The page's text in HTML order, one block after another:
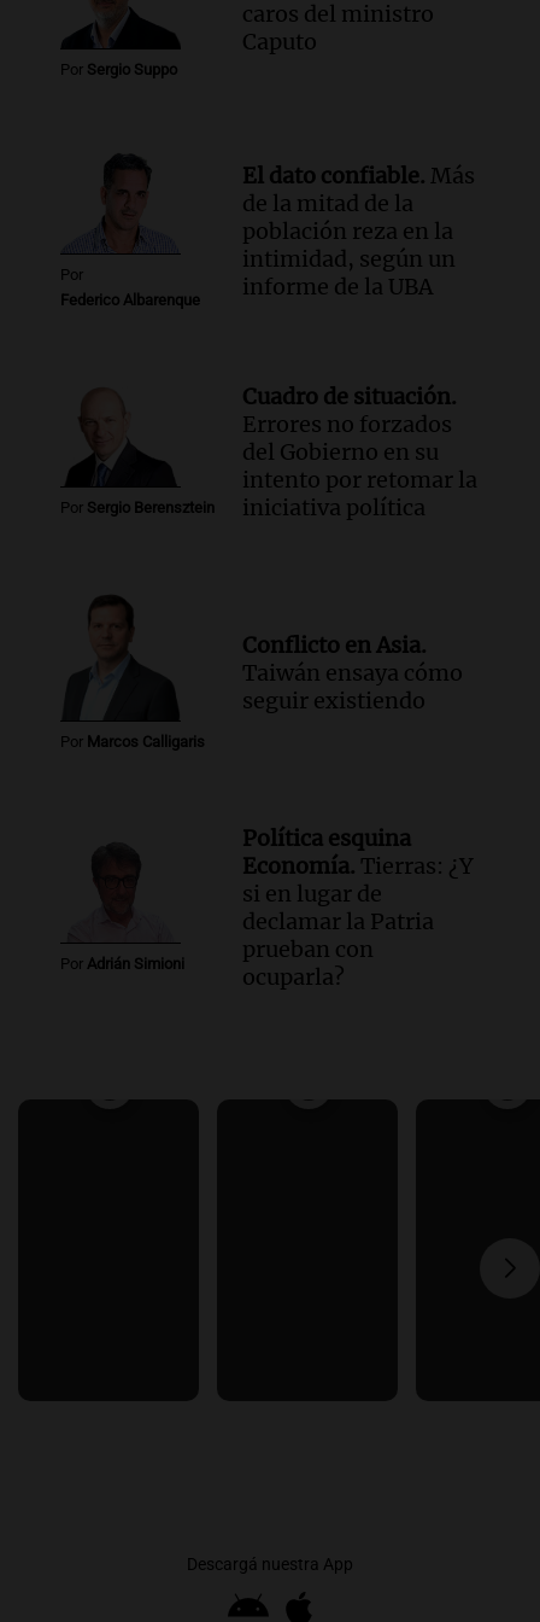
Episodios
Por Sergio Suppo
caros del ministro
Caputo
Por
Federico Albarenque
El dato confiable. Más
de la mitad de la
población reza en la
intimidad, según un
informe de la UBA
Por Sergio Berensztein
Cuadro de situación.
Errores no forzados
del Gobierno en su
intento por retomar la
iniciativa política
Por Marcos Calligaris
Conflicto en Asia.
Taiwán ensaya cómo
seguir existiendo
Por Adrián Simioni
Política esquina
Economía. Tierras: ¿Y
si en lugar de
declamar la Patria
prueban con
ocuparla?
Descargá nuestra App